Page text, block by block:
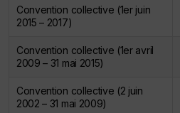
Convention collective (1er juin
2015 – 2017)
Convention collective (1er avril
2009 – 31 mai 2015)
Convention collective (2 juin
2002 – 31 mai 2009)